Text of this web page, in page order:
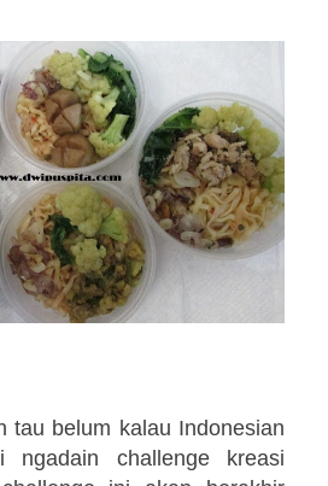
tau belum kalau Indonesian
ngadain challenge kreasi